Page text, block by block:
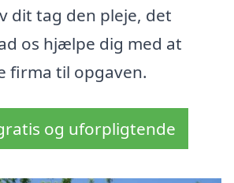
dit tag den pleje, det
os hjælpe dig med at
firma til opgaven.
og uforpligtende